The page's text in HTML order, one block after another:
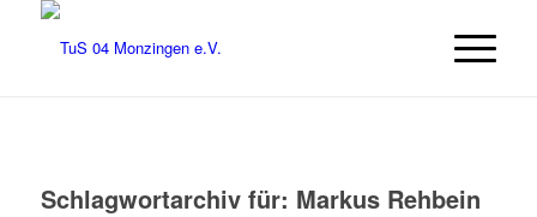
Schlagwortarchiv für: Markus Rehbein